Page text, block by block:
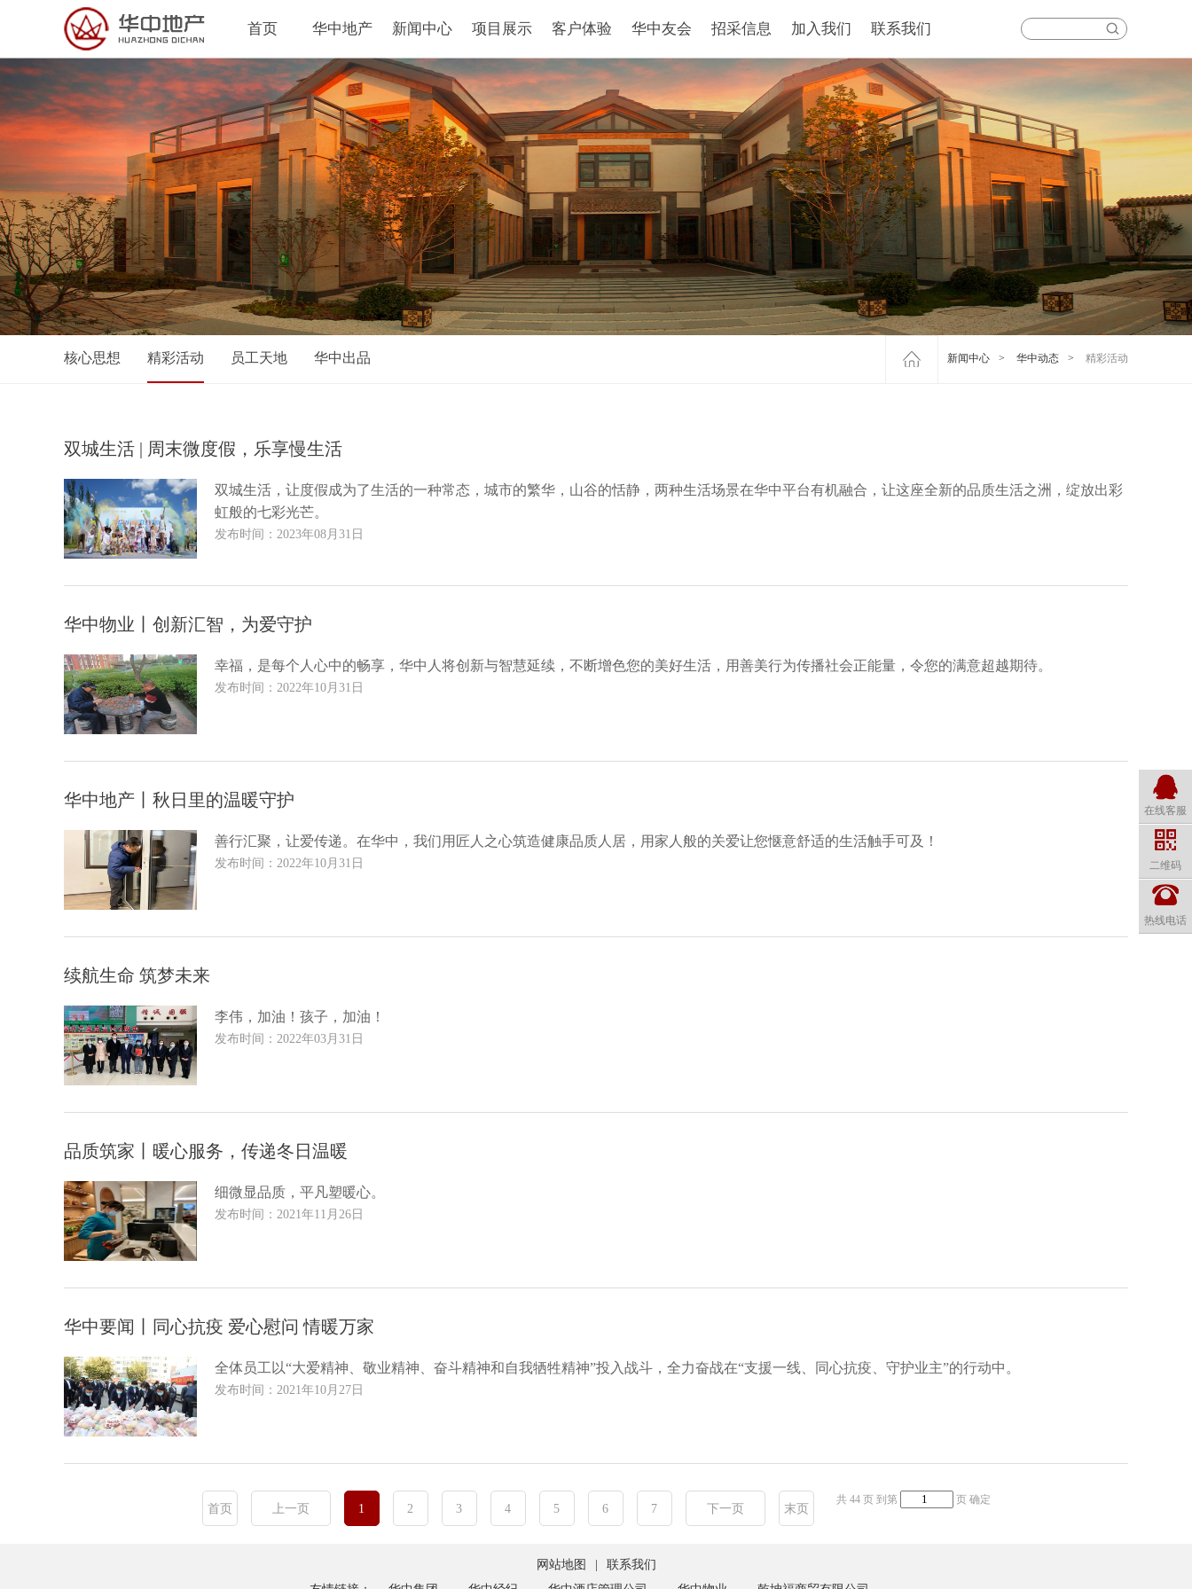
首页 华中地产 新闻中心 项目展示 客户体验 华中友会 招采信息 加入我们 联系我们
核心思想 精彩活动 员工天地 华中出品 新闻中心 > 华中动态 > 精彩活动
双城生活 | 周末微度假，乐享慢生活
双城生活，让度假成为了生活的一种常态，城市的繁华，山谷的恬静，两种生活场景在华中平台有机融合，让这座全新的品质生活之洲，绽放出彩
虹般的七彩光芒。
发布时间：2023年08月31日
华中物业丨创新汇智，为爱守护
幸福，是每个人心中的畅享，华中人将创新与智慧延续，不断增色您的美好生活，用善美行为传播社会正能量，令您的满意超越期待。
发布时间：2022年10月31日
华中地产丨秋日里的温暖守护
善行汇聚，让爱传递。在华中，我们用匠人之心筑造健康品质人居，用家人般的关爱让您惬意舒适的生活触手可及！
发布时间：2022年10月31日
续航生命 筑梦未来
李伟，加油！孩子，加油！
发布时间：2022年03月31日
品质筑家丨暖心服务，传递冬日温暖
细微显品质，平凡塑暖心。
发布时间：2021年11月26日
华中要闻丨同心抗疫 爱心慰问 情暖万家
全体员工以“大爱精神、敬业精神、奋斗精神和自我牺牲精神”投入战斗，全力奋战在“支援一线、同心抗疫、守护业主”的行动中。
发布时间：2021年10月27日
首页 上一页 1 2 3 4 5 6 7 下一页 末页
共 44 页 到第 页 确定
网站地图
联系我们
在线客服
二维码
热线电话